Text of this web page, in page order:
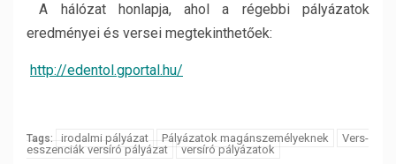
A hálózat honlapja, ahol a régebbi pályázatok
eredményei és versei megtekinthetőek:
http://edentol.gportal.hu/
Tags: irodalmi pályázat Pályázatok magánszemélyeknek
Vers-
esszenciák versíró pályázat
versíró pályázatok